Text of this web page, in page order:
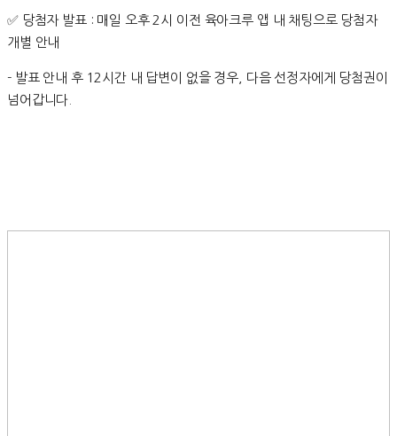
✅ 당첨자 발표 : 매일 오후 2시 이전 육아크루 앱 내 채팅으로 당첨자
개별 안내
- 발표 안내 후 12시간 내 답변이 없을 경우, 다음 선정자에게 당첨권이
넘어갑니다.